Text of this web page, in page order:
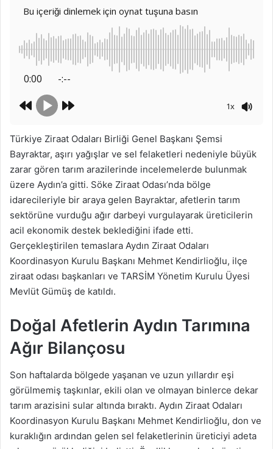
Bu içeriği dinlemek için oynat tuşuna basın
0:00 -:--
1x
Türkiye Ziraat Odaları Birliği Genel Başkanı Şemsi
Bayraktar, aşırı yağışlar ve sel felaketleri nedeniyle büyük
zarar gören tarım arazilerinde incelemelerde bulunmak
üzere Aydın’a gitti. Söke Ziraat Odası’nda bölge
idarecileriyle bir araya gelen Bayraktar, afetlerin tarım
sektörüne vurduğu ağır darbeyi vurgulayarak üreticilerin
acil ekonomik destek beklediğini ifade etti.
Gerçekleştirilen temaslara Aydın Ziraat Odaları
Koordinasyon Kurulu Başkanı Mehmet Kendirlioğlu, ilçe
ziraat odası başkanları ve TARSİM Yönetim Kurulu Üyesi
Mevlüt Gümüş de katıldı.
Doğal Afetlerin Aydın Tarımına
Ağır Bilançosu
Son haftalarda bölgede yaşanan ve uzun yıllardır eşi
görülmemiş taşkınlar, ekili olan ve olmayan binlerce dekar
tarım arazisini sular altında bıraktı. Aydın Ziraat Odaları
Koordinasyon Kurulu Başkanı Mehmet Kendirlioğlu, don ve
kuraklığın ardından gelen sel felaketlerinin üreticiyi adeta